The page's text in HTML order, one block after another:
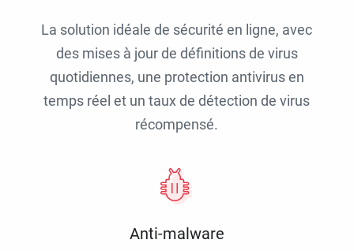
La solution idéale de sécurité en ligne, avec
des mises à jour de définitions de virus
quotidiennes, une protection antivirus en
temps réel et un taux de détection de virus
récompensé.
Anti-malware